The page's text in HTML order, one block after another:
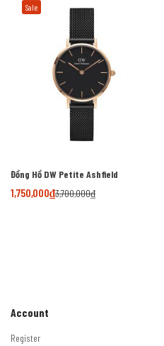
Sale
Đồng Hồ DW Petite Ashfield
1,750,000₫3,700,000₫
Account
Register